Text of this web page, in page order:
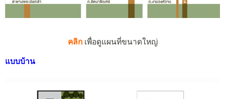
คลิก เพื่อดูแผนที่ขนาดใหญ่
แบบบ้าน